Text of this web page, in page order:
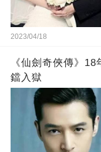
2023/04/18
《仙劍奇俠傳》
鐺入獄